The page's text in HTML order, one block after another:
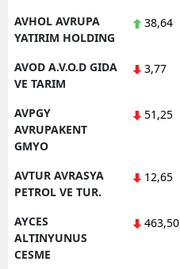
AVHOL AVRUPA
YATIRIM HOLDING
38,64
AVOD A.V.O.D GIDA
VE TARIM
3,77
AVPGY
AVRUPAKENT
GMYO
51,25
AVTUR AVRASYA
PETROL VE TUR.
12,65
AYCES
ALTINYUNUS
CESME
463,50